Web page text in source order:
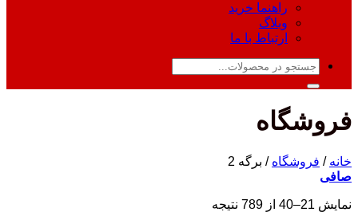
راهنما خرید
وبلاگ
ارتباط با ما
جستجو
فروشگاه
خانه / فروشگاه / برگه 2
صافی
نمایش 21–40 از 789 نتیجه